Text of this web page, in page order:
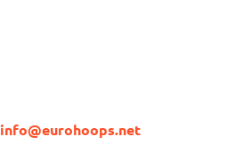
info@eurohoops.net